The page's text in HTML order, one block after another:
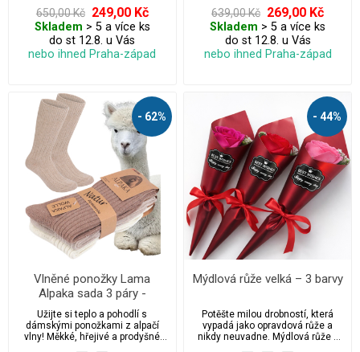
komfort a volnou cirkulaci krve.
Perfektní volba pro citlivou
pokožku.
650,00 Kč 249,00 Kč
Skladem > 5 a více ks
do st 12.8. u Vás
nebo ihned Praha-západ
izolaci a jemnost. Perfektní dárek
nebo stylový doplněk pro
každodenní nošení v chladném
počasí.
639,00 Kč 269,00 Kč
Skladem > 5 a více ks
do st 12.8. u Vás
nebo ihned Praha-západ
- 62%
Vlněné ponožky Lama
Alpaka sada 3 páry -
dámské
Užijte si teplo a pohodlí s
dámskými ponožkami z alpačí
vlny! Měkké, hřejivé a prodyšné
- 44%
Mýdlová růže velká – 3 barvy
Potěšte milou drobností, která
vypadá jako opravdová růže a
nikdy neuvadne. Mýdlová růže v